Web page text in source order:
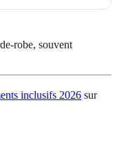
robe, souvent
inclusifs 2026 sur